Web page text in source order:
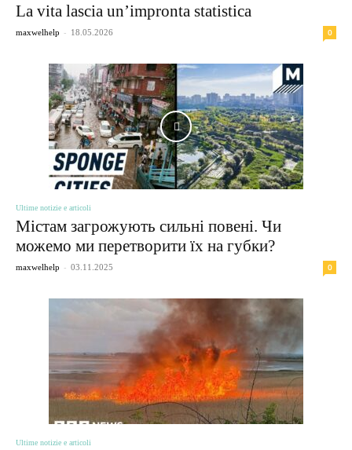
La vita lascia un’impronta statistica
maxwelhelp - 18.05.2026 0
Ultime notizie e articoli
Містам загрожують сильні повені. Чи
можемо ми перетворити їх на губки?
maxwelhelp - 03.11.2025 0
Ultime notizie e articoli